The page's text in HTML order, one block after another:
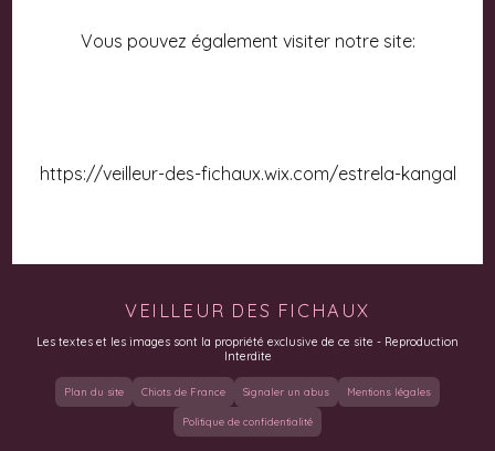
Vous pouvez également visiter notre site:
https://veilleur-des-fichaux.wix.com/estrela-kangal
VEILLEUR DES FICHAUX
Les textes et les images sont la propriété exclusive de ce site - Reproduction
Interdite
Plan du site Chiots de France Signaler un abus Mentions légales
Politique de confidentialité